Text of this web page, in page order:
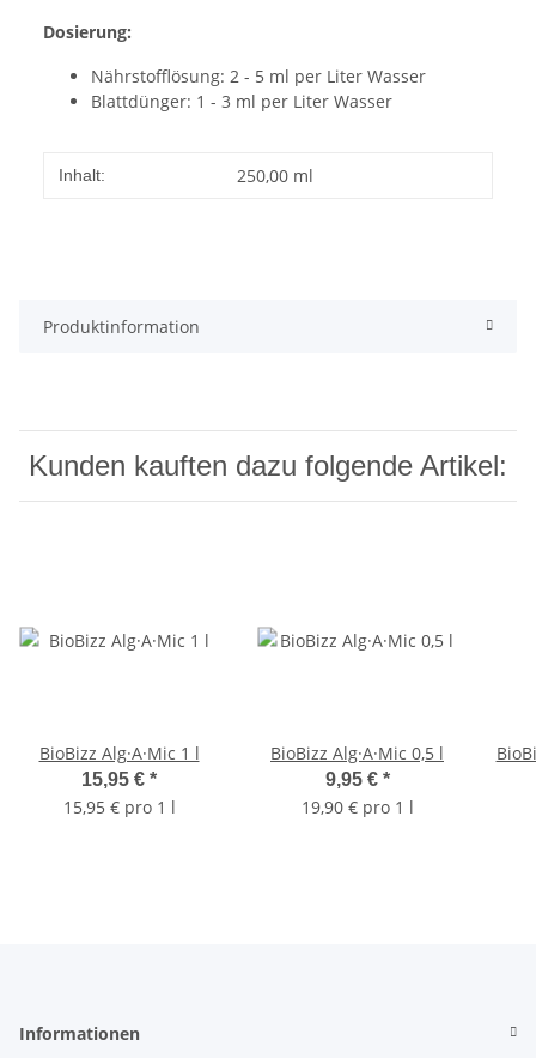
Dosierung:
Nährstofflösung: 2 - 5 ml per Liter Wasser
Blattdünger: 1 - 3 ml per Liter Wasser
Inhalt: 250,00 ml
Produktinformation
Kunden kauften dazu folgende Artikel:
BioBizz Alg·A·Mic 1 l
15,95 € *
15,95 € pro 1 l
BioBizz Alg·A·Mic 0,5 l
9,95 € *
19,90 € pro 1 l
Informationen